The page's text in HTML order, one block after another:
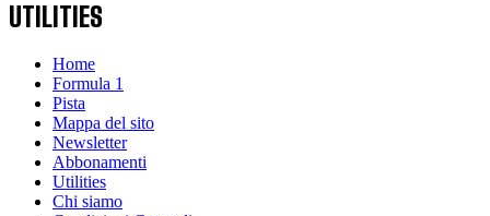
UTILITIES
Home
Formula 1
Pista
Mappa del sito
Newsletter
Abbonamenti
Utilities
Chi siamo